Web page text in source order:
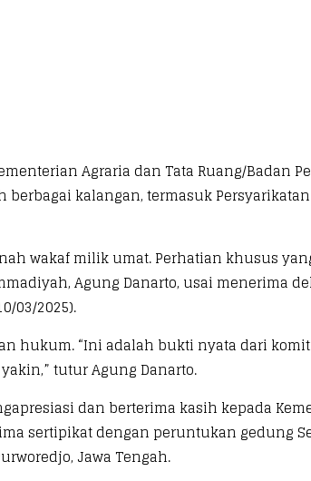
Agraria dan Tata Ruang/Badan
kalangan, termasuk
wakaf milik umat. Perhatian khusus
Agung Danarto, usai menerima
03/2025).
hukum. “Ini adalah bukti nyata dari
tutur Agung Danarto.
dan berterima kasih kepada
sertipikat dengan peruntukan gedung
Jawa Tengah.